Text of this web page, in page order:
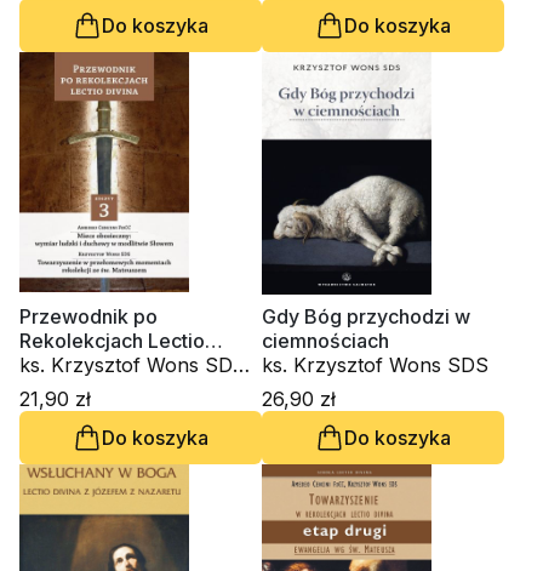
Do koszyka
Do koszyka
Przewodnik po
Rekolekcjach Lectio
Divina. Zeszyt 3
ks. Krzysztof Wons SDS,
Amedeo Cencini FdCC
21,90 zł
Do koszyka
Gdy Bóg przychodzi w
ciemnościach
ks. Krzysztof Wons SDS
26,90 zł
Do koszyka